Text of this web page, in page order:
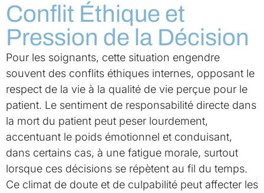
Conflit Éthique et
Pression de la Décision
Pour les soignants, cette situation engendre
souvent des conflits éthiques internes, opposant le
respect de la vie à la qualité de vie perçue pour le
patient. Le sentiment de responsabilité directe dans
la mort du patient peut peser lourdement,
accentuant le poids émotionnel et conduisant,
dans certains cas, à une fatigue morale, surtout
lorsque ces décisions se répètent au fil du temps.
Ce climat de doute et de culpabilité peut affecter les